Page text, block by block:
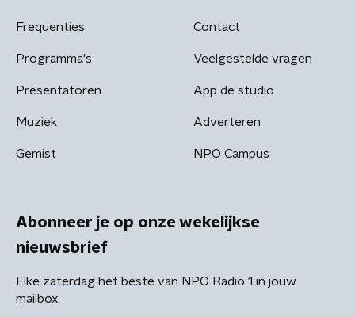
Frequenties
Programma's
Presentatoren
Muziek
Gemist
Contact
Veelgestelde vragen
App de studio
Adverteren
NPO Campus
Abonneer je op onze wekelijkse
nieuwsbrief
Elke zaterdag het beste van NPO Radio 1 in jouw
mailbox